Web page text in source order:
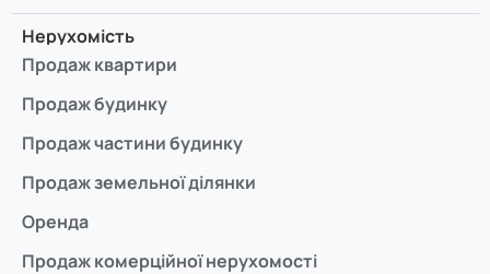
Нерухомість
Продаж квартири
Продаж будинку
Продаж частини будинку
Продаж земельної ділянки
Оренда
Продаж комерційної нерухомості